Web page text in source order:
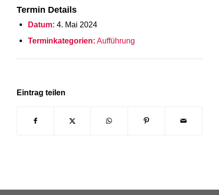
Termin Details
Datum: 4. Mai 2024
Terminkategorien: Aufführung
Eintrag teilen